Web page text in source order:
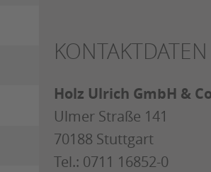
KONTAKTDATEN
Holz Ulrich GmbH &
Ulmer Straße 141
70188 Stuttgart
Tel.: 0711 16852-0